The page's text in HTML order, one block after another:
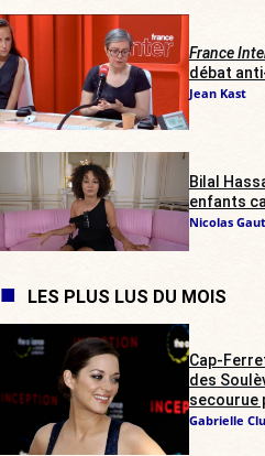
France
débat
Jean Kast
Bilal
enfants
Nicolas
LES PLUS LUS DU MOIS
Cap-
des
secourue
Gabrielle